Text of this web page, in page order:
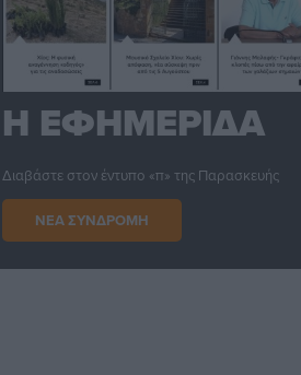
Η ΕΦΗΜΕΡΙΔΑ
Διαβάστε στον έντυπο «π» της Παρασκευής
ΝΕΑ ΣΥΝΔΡΟΜΗ